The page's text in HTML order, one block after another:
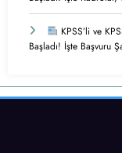
KPSS’li ve
Başladı! İşte Başvuru